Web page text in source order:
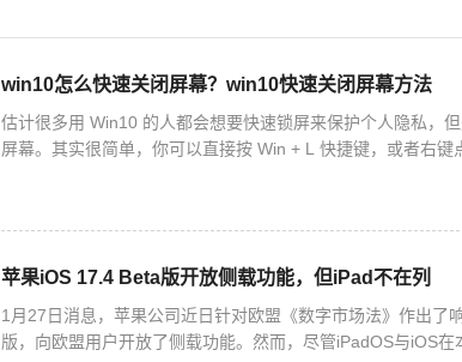
win10怎么快速关闭屏幕？win10快速关闭屏幕方法
估计很多用 Win10 的人都会想要快速锁屏来保护个人隐私，
屏幕。其实很简单，你可以直接按 Win + L 快捷键，或者右键
苹果iOS 17.4 Beta版开放侧载功能，但iPad不在列
1月27日消息，苹果公司近日针对欧盟《数字市场法》作出了
版，向欧盟用户开放了侧载功能。然而，尽管iPadOS与iOS